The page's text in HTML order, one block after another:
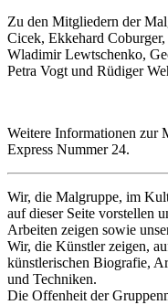
Zu den Mitgliedern der
Cicek, Ekkehard
Wladimir Lewtschenko,
Petra Vogt und Rüdiger
Weitere Informationen zur
Express Nummer 24.
Wir, die Malgruppe, im
auf dieser Seite vorstellen
Arbeiten zeigen sowie
Wir, die Künstler zeigen,
künstlerischen Biografie,
und Techniken.
Die Offenheit der